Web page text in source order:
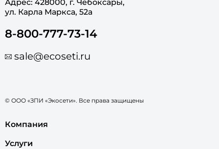
Адрес: 428000, г. Чебоксары,
ул. Карла Маркса, 52а
8-800-777-73-14
sale@ecoseti.ru
© ООО «ЗПИ «Экосети». Все права защищены
Компания
Услуги